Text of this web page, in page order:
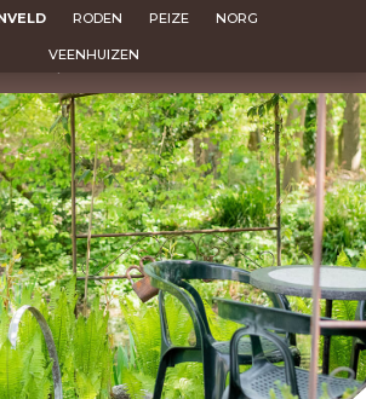
RODEN PEIZE NORG
VEENHUIZEN